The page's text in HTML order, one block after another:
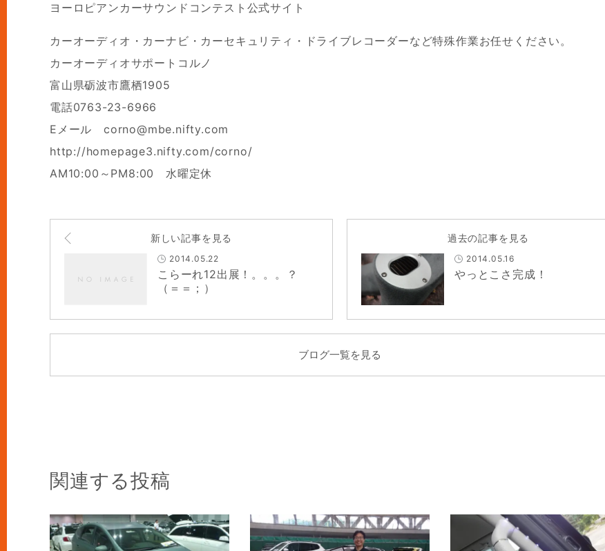
ヨーロピアンカーサウンドコンテスト公式サイト
カーオーディオ・カーナビ・カーセキュリティ・ドライブレコーダーなど特殊作業お任せください。
カーオーディオサポートコルノ
富山県砺波市鷹栖1905
電話0763-23-6966
Eメール corno@mbe.nifty.com
http://homepage3.nifty.com/corno/
AM10:00～PM8:00 水曜定休
新しい記事を見る
2014.05.22
こらーれ12出展！。。。？
（＝＝；）
過去の記事を見る
2014.05.16
やっとこさ完成！
ブログ一覧を見る
関連する投稿